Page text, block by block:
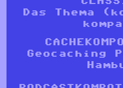
Das Thema
Geocaching